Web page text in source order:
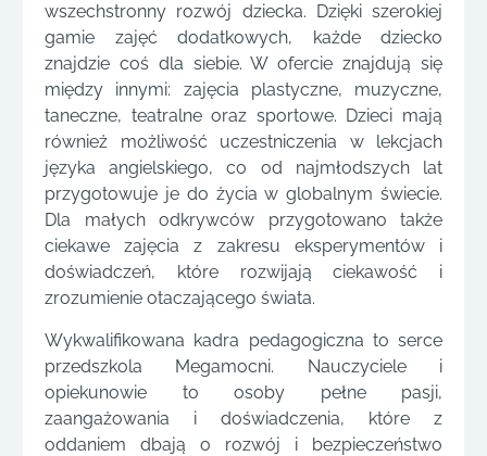
wszechstronny rozwój dziecka. Dzięki szerokiej
gamie zajęć dodatkowych, każde dziecko
znajdzie coś dla siebie. W ofercie znajdują się
między innymi: zajęcia plastyczne, muzyczne,
taneczne, teatralne oraz sportowe. Dzieci mają
również możliwość uczestniczenia w lekcjach
języka angielskiego, co od najmłodszych lat
przygotowuje je do życia w globalnym świecie.
Dla małych odkrywców przygotowano także
ciekawe zajęcia z zakresu eksperymentów i
doświadczeń, które rozwijają ciekawość i
zrozumienie otaczającego świata.
Wykwalifikowana kadra pedagogiczna to serce
przedszkola Megamocni. Nauczyciele i
opiekunowie to osoby pełne pasji,
zaangażowania i doświadczenia, które z
oddaniem dbają o rozwój i bezpieczeństwo